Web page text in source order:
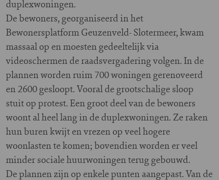
duplexwoningen.
De bewoners, georganiseerd in het
Bewonersplatform Geuzenveld- Slotermeer, kwam
massaal op en moesten gedeeltelijk via
videoschermen de raadsvergadering volgen. In de
plannen worden ruim 700 woningen gerenoveerd
en 2600 gesloopt. Vooral de grootschalige sloop
stuit op protest. Een groot deel van de bewoners
woont al heel lang in de duplexwoningen. Ze raken
hun buren kwijt en vrezen op veel hogere
woonlasten te komen; bovendien worden er veel
minder sociale huurwoningen terug gebouwd.
De plannen zijn op enkele punten aangepast. Van de